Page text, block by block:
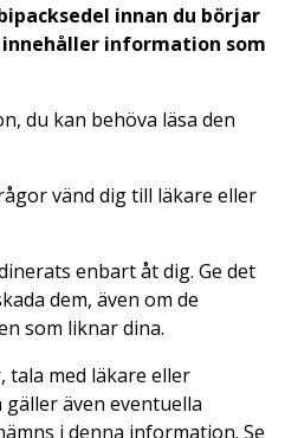
innan du börjar
information som
du kan behöva läsa den
vänd dig till läkare eller
enbart åt dig. Ge det
dem, även om de
som liknar dina.
tala med läkare eller
även eventuella
i denna information. Se